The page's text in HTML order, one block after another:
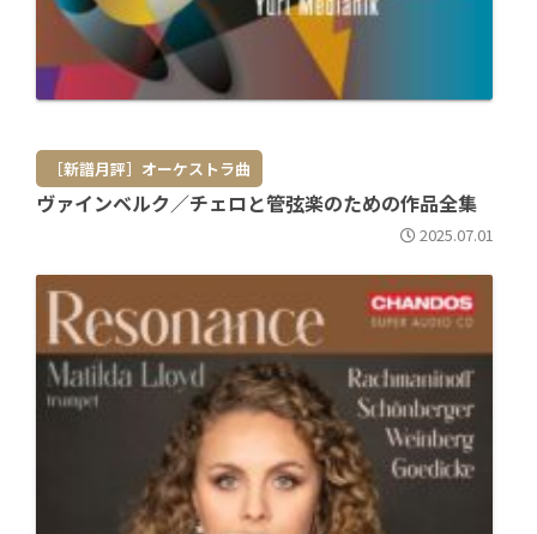
［新譜月評］オーケストラ曲
ヴァインベルク／チェロと管弦楽のための作品全集
2025.07.01